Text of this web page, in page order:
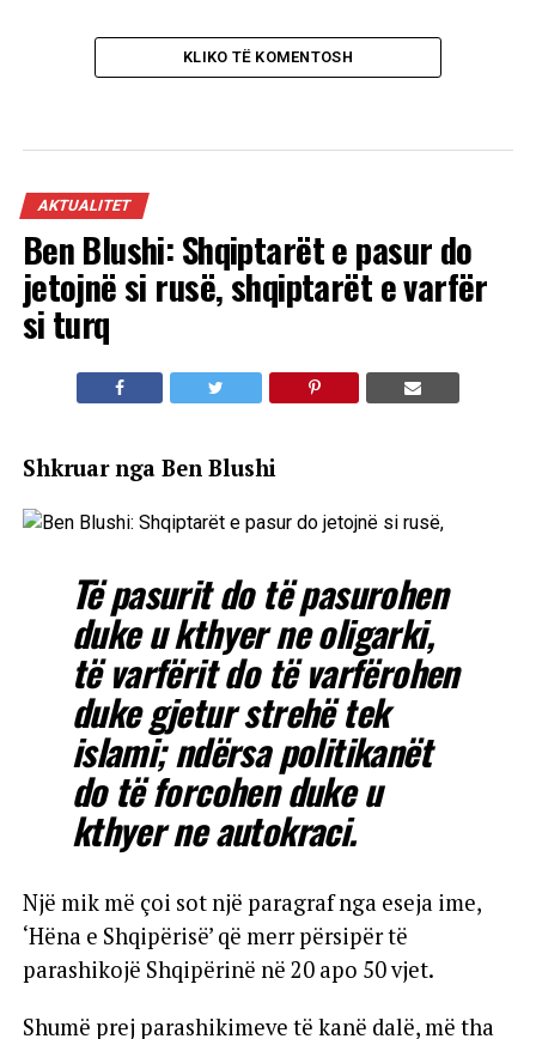
KLIKO TË KOMENTOSH
AKTUALITET
Ben Blushi: Shqiptarët e pasur do
jetojnë si rusë, shqiptarët e varfër
si turq
Shkruar nga Ben Blushi
Të pasurit do të pasurohen
duke u kthyer ne oligarki,
të varfërit do të varfërohen
duke gjetur strehë tek
islami; ndërsa politikanët
do të forcohen duke u
kthyer ne autokraci.
Një mik më çoi sot një paragraf nga eseja ime,
‘Hëna e Shqipërisë’ që merr përsipër të
parashikojë Shqipërinë në 20 apo 50 vjet.
Shumë prej parashikimeve të kanë dalë, më tha